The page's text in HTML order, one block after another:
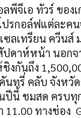
พีจีเอ ทัวร์ ของ
รกอล์ฟแต่ละคน
ซลเทรียน ควีนส์
ปดาห์หน้า นอกจ
ชิงกันถึง
ทรี่ คลับ จังหวัด
ปีนี้ ชมสด ครบทุ
11.00 ทางช่อง